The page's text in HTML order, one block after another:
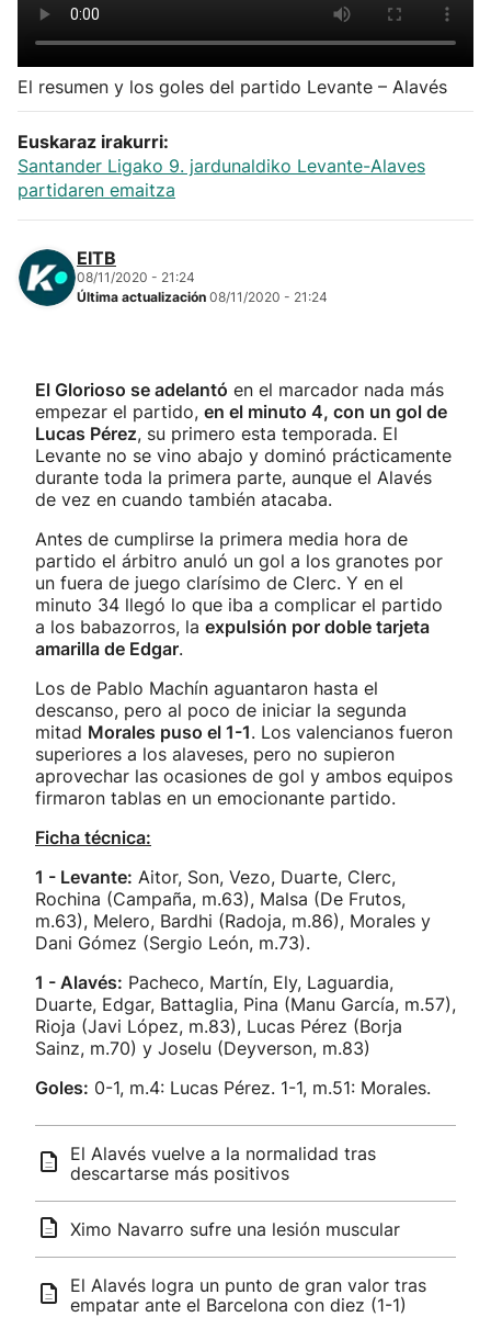
Kirolak 360
Carreras de montaña
Más deportes
"Helmuga"
El resumen y los goles del partido Levante – Alavés
Euskaraz irakurri:
Santander Ligako 9. jardunaldiko Levante-Alaves
partidaren emaitza
EITB
08/11/2020 - 21:24
Última actualización 08/11/2020 - 21:24
El Glorioso se adelantó en el marcador nada más
empezar el partido, en el minuto 4, con un gol de
Lucas Pérez, su primero esta temporada. El
Levante no se vino abajo y dominó prácticamente
durante toda la primera parte, aunque el Alavés
de vez en cuando también atacaba.
Antes de cumplirse la primera media hora de
partido el árbitro anuló un gol a los granotes por
un fuera de juego clarísimo de Clerc. Y en el
minuto 34 llegó lo que iba a complicar el partido
a los babazorros, la expulsión por doble tarjeta
amarilla de Edgar.
Los de Pablo Machín aguantaron hasta el
descanso, pero al poco de iniciar la segunda
mitad Morales puso el 1-1. Los valencianos fueron
superiores a los alaveses, pero no supieron
aprovechar las ocasiones de gol y ambos equipos
firmaron tablas en un emocionante partido.
Ficha técnica:
1 - Levante: Aitor, Son, Vezo, Duarte, Clerc,
Rochina (Campaña, m.63), Malsa (De Frutos,
m.63), Melero, Bardhi (Radoja, m.86), Morales y
Dani Gómez (Sergio León, m.73).
1 - Alavés: Pacheco, Martín, Ely, Laguardia,
Duarte, Edgar, Battaglia, Pina (Manu García, m.57),
Rioja (Javi López, m.83), Lucas Pérez (Borja
Sainz, m.70) y Joselu (Deyverson, m.83)
Goles: 0-1, m.4: Lucas Pérez. 1-1, m.51: Morales.
El Alavés vuelve a la normalidad tras
descartarse más positivos
Ximo Navarro sufre una lesión muscular
El Alavés logra un punto de gran valor tras
empatar ante el Barcelona con diez (1-1)